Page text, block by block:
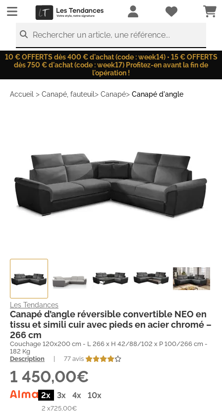
LesTendances.fr
Rechercher un article, une référence...
10 € OFFERTS dès 400 € d'achat (code : week14) • 15 € OFFERTS
dès 750 € d'achat (code : week17) Profitez-en avant la fin de
l'opération !
Accueil > Canapé, fauteuil > Canapé> Canapé d'angle
Les Tendances
Canapé d’angle réversible convertible NEO en
tissu et simili cuir avec pieds en acier chromé –
266 cm
Couchage 120x200 cm - L 266 x H 42/88/102 x P 100/266 cm -
182 Kg
Description
77 avis
1 450,00€
2x 3x 4x 10x
2 x725,00€